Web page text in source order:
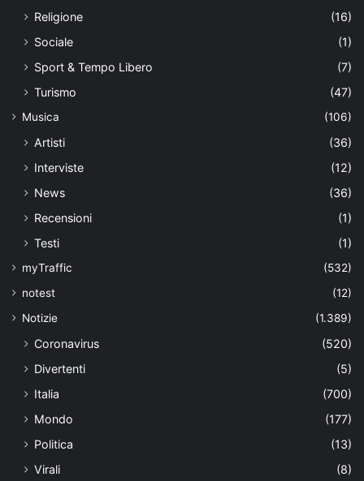
Religione
(16)
Sociale
(1)
Sport & Tempo Libero
(7)
Turismo
(47)
Musica (106)
Artisti
(36)
Interviste
(12)
News
(36)
Recensioni
(1)
Testi
(1)
myTraffic
(532)
notest
(12)
Notizie
(1.389)
Coronavirus
(520)
Divertenti
(5)
Italia
(700)
Mondo
(177)
Politica
(13)
Virali
(8)